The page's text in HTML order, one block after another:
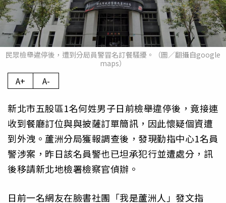
民眾檢舉違停後，遭到分局員警冒名訂餐騷擾。（圖／翻攝自google
maps）
A+ A-
新北市五股區1名何姓男子日前檢舉違停後，竟接連
收到餐廳訂位與與披薩訂單簡訊，因此懷疑個資遭
到外洩。蘆洲分局獲報調查後，發現勤指中心1名員
警涉案，昨日該名員警也已坦承犯行並遭處分，訊
後移請新北地檢署檢察官偵辦。
日前一名網友在臉書社團「我是蘆洲人」發文指